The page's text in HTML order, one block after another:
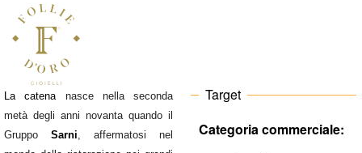
r
o
C
o
La catenanasce nella seconda
metà degli anni novanta quando il
Gruppo Sarni, affermatosi nel
Target
Categoria commerciale: